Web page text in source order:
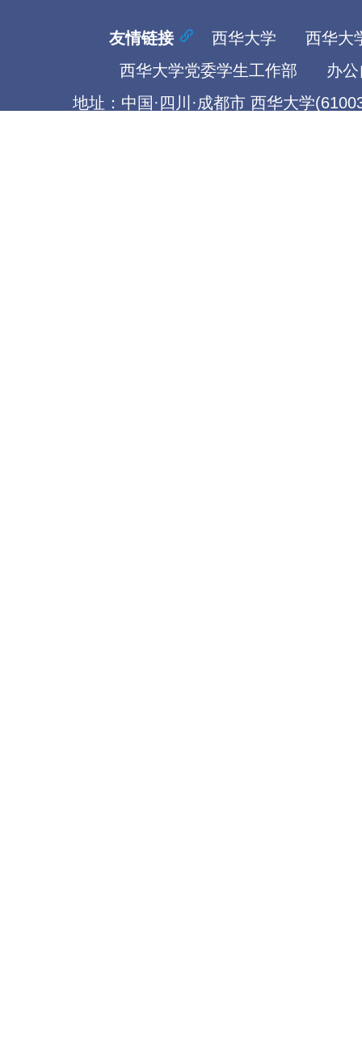
友情链接 西华大学
西华大
西华大学党委学生工作部
办
地址：中国·四川·成都市 西华大学